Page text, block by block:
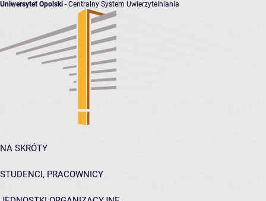
Uniwersytet Opolski - Centralny System Uwierzytelniania
NA SKRÓTY
STUDENCI, PRACOWNICY